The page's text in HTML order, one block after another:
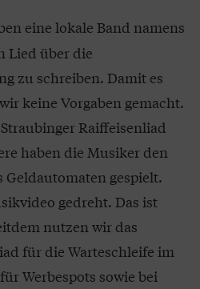
eine lokale Band namens
Lied über die
zu schreiben. Damit es
keine Vorgaben gemacht.
Raiffeisenliad
haben die Musiker den
Geldautomaten gespielt.
gedreht. Das ist
nutzen wir das
für die Warteschleife im
Werbespots sowie bei